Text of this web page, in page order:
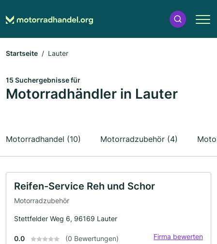
Startseite Lauter
15 Suchergebnisse für
Motorradhändler in Lauter
Motorradhandel (10) Motorradzubehör (4)
Reifen-Service Reh und Schor
Motorradzubehör
Stettfelder Weg 6, 96169 Lauter
0.0 (0 Bewertungen) Firma bewerten